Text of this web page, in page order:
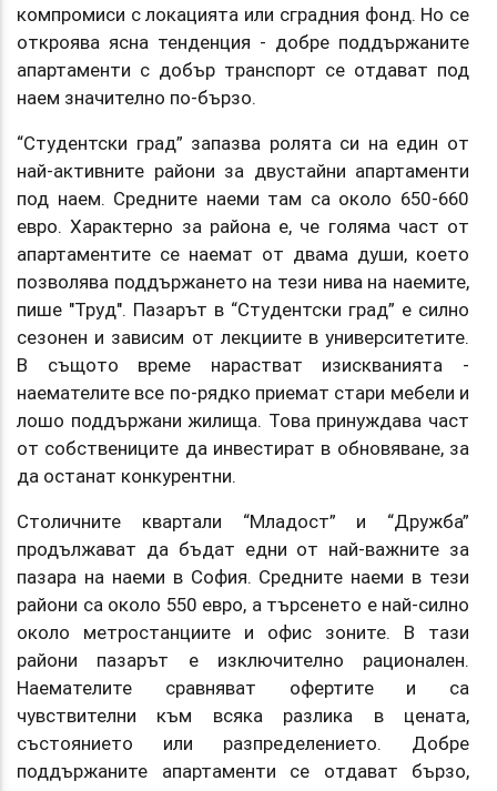
компромиси с локацията или сградния фонд. Но се
откроява ясна тенденция - добре поддържаните
апартаменти с добър транспорт се отдават под
наем значително по-бързо.
“Студентски град” запазва ролята си на един от
най-активните райони за двустайни апартаменти
под наем. Средните наеми там са около 650-660
евро. Характерно за района е, че голяма част от
апартаментите се наемат от двама души, което
позволява поддържането на тези нива на наемите,
пише "Труд". Пазарът в “Студентски град” е силно
сезонен и зависим от лекциите в университетите.
B същото време нарастват изискванията -
наемателите все по-рядко приемат стари мебели и
лошо поддържани жилища. Това принуждава част
от собствениците да инвестират в обновяване, за
да останат конкурентни.
Столичните квартали “Младост” и “Дружба”
продължават да бъдат едни от най-важните за
пазара на наеми в София. Средните наеми в тези
райони са около 550 евро, а търсенето е най-силно
около метростанциите и офис зоните. В тази
райони пазарът е изключително рационален.
Наемателите сравняват офертите и са
чувствителни към всяка разлика в цената,
състоянието или разпределението. Добре
поддържаните апартаменти се отдават бързо,